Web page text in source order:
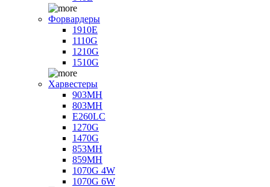
Форвардеры
1910E
1110G
1210G
1510G
Харвестеры
903MH
803MH
E260LC
1270G
1470G
853MH
859MH
1070G 4W
1070G 6W